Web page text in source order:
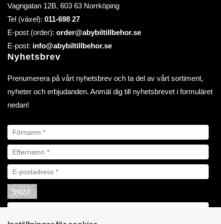
Vagngatan 12B, 603 63 Norrköping
Tel (växel): 011-698 27
E-post (order): order@abybiltillbehor.se
E-post: info@abybiltillbehor.se
Nyhetsbrev
Prenumerera på vårt nyhetsbrev och ta del av vårt sortiment,
nyheter och erbjudanden. Anmäl dig till nyhetsbrevet i formuläret
nedan!